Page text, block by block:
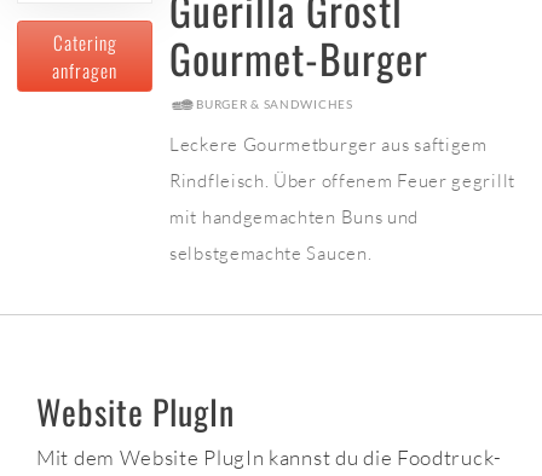
Catering
anfragen
Gourmet-Burger
BURGER & SANDWICHES
Leckere Gourmetburger aus saftigem
Rindfleisch. Über offenem Feuer gegrillt
mit handgemachten Buns und
selbstgemachte Saucen.
Website PlugIn
Mit dem Website PlugIn kannst du die Foodtruck-